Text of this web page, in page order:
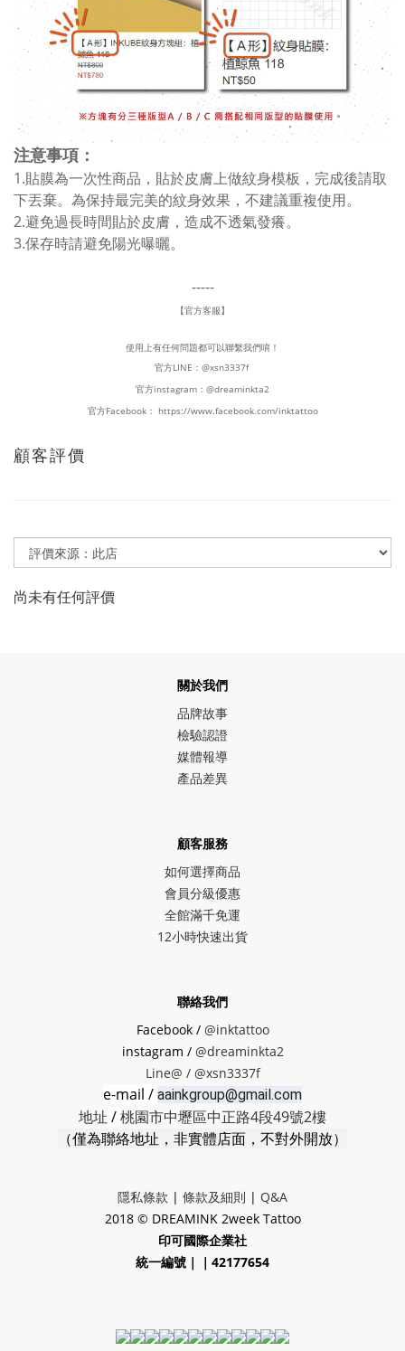
注意事項：
1.貼膜為一次性商品，貼於皮膚上做紋身模板，完成後請取
下丟棄。為保持最完美的紋身效果，不建議重複使用。
2.避免過長時間貼於皮膚，造成不透氣發癢。
3.保存時請避免陽光曝曬。
-----
【官方客服】
使用上有任何問題都可以聯繫我們唷！
官方LINE： @xsn3337f
官方instagram： @dreaminkta2
官方Facebook： https://www.facebook.com/inktattoo
顧客評價
尚未有任何評價
關於我們
品牌故事
檢驗認證
媒體報導
產品差異
顧客服務
如何選擇商品
會員分級優惠
全館滿千免運
12小時快速出貨
聯絡我們
Facebook / @inktattoo
instagram / @dreaminkta2
Line@ / @xsn3337f
e-mail / aainkgroup@gmail.com
地址 /桃園市中壢區中正路4段49號2樓
（僅為聯絡地址，非實體店面，不對外開放）
隱私條款 | 條款及細則 | Q&A
2018 © DREAMINK 2week Tattoo
印可國際企業社
統一編號｜｜42177654